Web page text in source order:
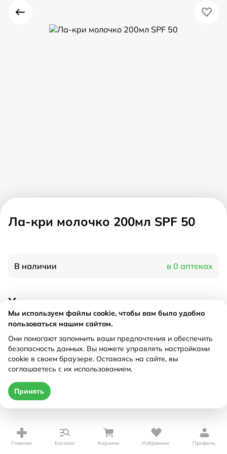
Ла-кри молочко 200мл SPF 50
В наличии в 0 аптеках
Характеристики
Производитель
Рецепт
Не требуется
Цена действительна только при оформлении онлайн
Главная Каталог Корзина Избранное Профиль
Мы используем файлы cookie, чтобы вам было удобно
пользоваться нашим сайтом.
Они помогают запомнить ваши предпочтения и обеспечить
безопасность данных. Вы можете управлять настройками
cookie в своем браузере. Оставаясь на сайте, вы
соглашаетесь с их использованием.
Принять